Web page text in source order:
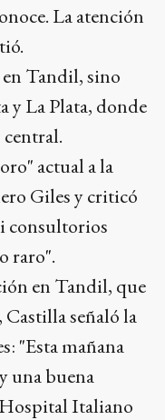
La atención
en Tandil, sino
y La Plata, donde
actual a la
Giles y criticó
consultorios
raro".
en Tandil, que
Castilla señaló la
"Esta mañana
una buena
Italiano